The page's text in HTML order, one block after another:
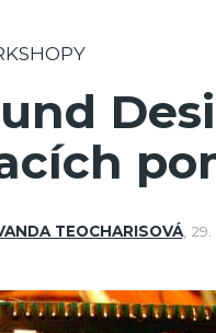
TEOCHARISOVÁ,